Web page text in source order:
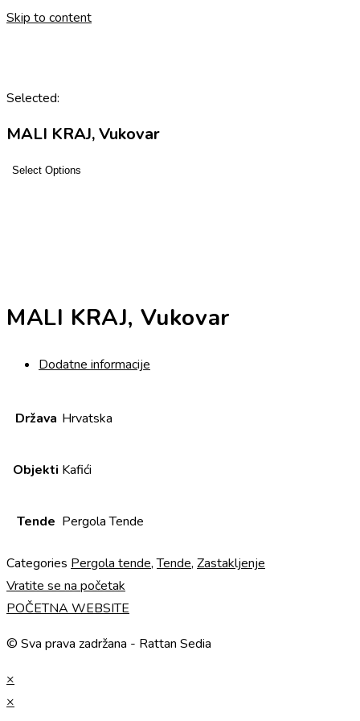
Skip to content
Selected:
MALI KRAJ, Vukovar
Select Options
MALI KRAJ, Vukovar
Dodatne informacije
Država Hrvatska
Objekti Kafići
Tende Pergola Tende
Categories Pergola tende,Tende, Zastakljenje
Vratite se na početak
POČETNA WEBSITE
© Sva prava zadržana - Rattan Sedia
×
×